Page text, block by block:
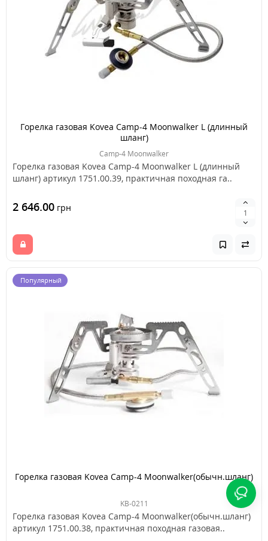
Горелка газовая Kovea Camp-4 Moonwalker L (длинный
шланг)
Camp-4 Moonwalker
Горелка газовая Kovea Camp-4 Moonwalker L (длинный
шланг) артикул 1751.00.39, практичная походная га..
2 646.00 грн
Популярный
Горелка газовая Kovea Camp-4 Moonwalker(обычн.шланг)
KB-0211
Горелка газовая Kovea Camp-4 Moonwalker(обычн.шланг)
артикул 1751.00.38, практичная походная газовая..